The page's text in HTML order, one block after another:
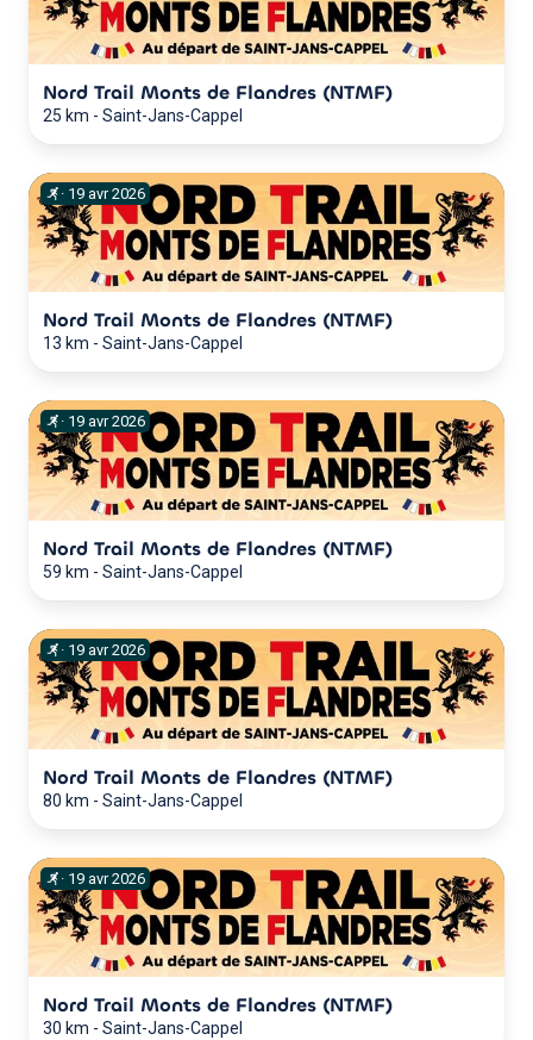
Nord Trail Monts de Flandres (NTMF)
25 km - Saint-Jans-Cappel
· 19 avr 2026
Nord Trail Monts de Flandres (NTMF)
13 km - Saint-Jans-Cappel
· 19 avr 2026
Nord Trail Monts de Flandres (NTMF)
59 km - Saint-Jans-Cappel
· 19 avr 2026
Nord Trail Monts de Flandres (NTMF)
80 km - Saint-Jans-Cappel
· 19 avr 2026
Nord Trail Monts de Flandres (NTMF)
30 km - Saint-Jans-Cappel